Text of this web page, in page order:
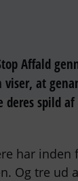
Affald
at
spild
har inden
Og tre ud